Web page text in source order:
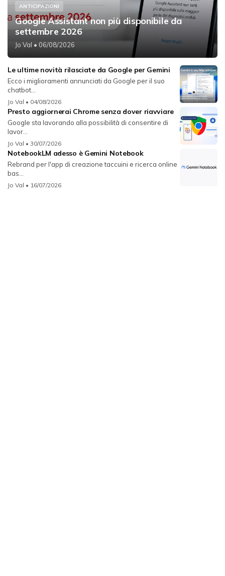
ANTICIPAZIONI
Google Assistant non più disponibile da
settembre 2026
Jo Val • 06/08/2026
Le ultime novità rilasciate da Google per Gemini
Ecco i miglioramenti annunciati da Google per il suo
chatbot...
Jo Val • 04/08/2026
Presto aggiornerai Chrome senza dover riavviare
Google sta lavorando alla possibilità di consentire di
lavor...
Jo Val • 30/07/2026
NotebookLM adesso è Gemini Notebook
Rebrand per l'app di creazione taccuini e ricerca online
bas...
Jo Val • 16/07/2026